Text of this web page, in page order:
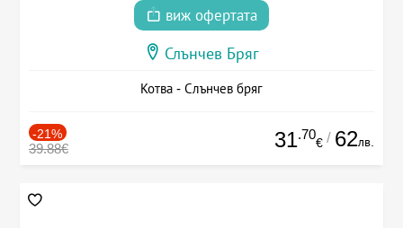
виж офертата
Слънчев Бряг
Котва - Слънчев бряг
-21%
39.88€ 31.70
€ / 62лв.